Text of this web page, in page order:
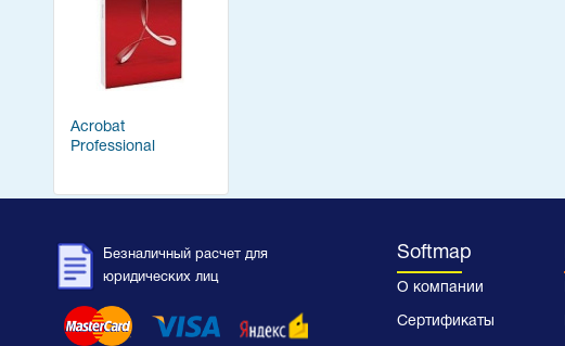
Acrobat
Professional
Безналичный расчет для
юридических лиц
Softmap
О компании
Сертификаты